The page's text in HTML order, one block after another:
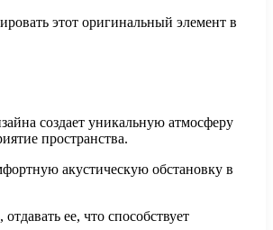
этот оригинальный элемент в
создает уникальную атмосферу
пространства.
акустическую обстановку в
ее, что способствует